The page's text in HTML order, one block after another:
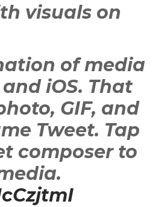
visuals on
of media
iOS. That
GIF, and
Tweet. Tap
composer to